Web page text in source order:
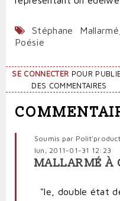
Stéphane Mallarmé
Poésie
SE CONNECTER POUR
DES COMMENTAIRES
Soumis par
lun, 2011-01-31 12:23
MALLARMÉ À
"le, double état